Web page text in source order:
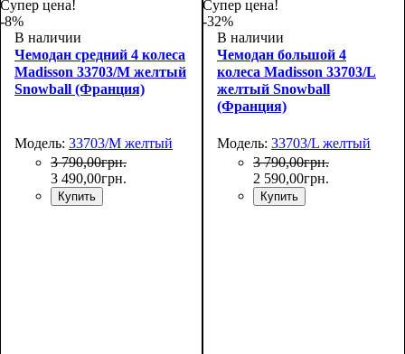
75х50х30 55х36х20
Супер цена!
-8%
В наличии
Чемодан средний 4 колеса
Madisson 33703/M желтый
Snowball (Франция)
Модель: 33703/M желтый
3 790,00грн.
3 490,00грн.
Купить
Супер цена!
-32%
В наличии
Чемодан большой 4
колеса Madisson 33703/L
желтый Snowball
(Франция)
Модель: 33703/L желтый
3 790,00грн.
2 590,00грн.
Купить